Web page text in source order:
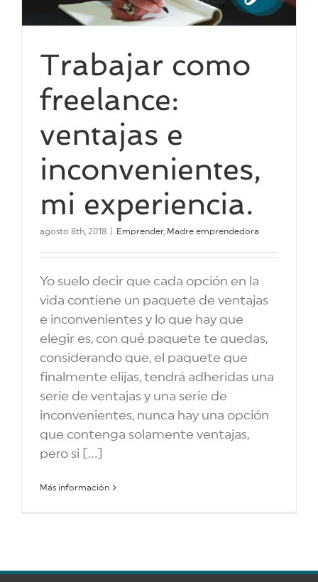
Trabajar como
freelance:
ventajas e
inconvenientes,
mi experiencia.
agosto 8th, 2018 Emprender, Madre emprendedora
Yo suelo decir que cada opción en la
vida contiene un paquete de ventajas
e inconvenientes y lo que hay que
elegir es, con qué paquete te quedas,
considerando que, el paquete que
finalmente elijas, tendrá adheridas una
serie de ventajas y una serie de
inconvenientes, nunca hay una opción
que contenga solamente ventajas,
pero si [...]
Más información